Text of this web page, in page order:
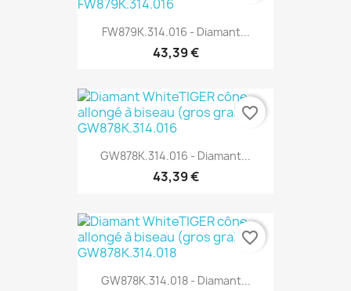
FW879K.314.016 - Diamant...
43,39 €
GW878K.314.016 - Diamant...
43,39 €
favorite_border
GW878K.314.018 - Diamant...
favorite_border